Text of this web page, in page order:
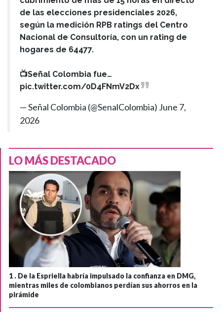
de las elecciones presidenciales 2026,
según la medición RPB ratings del Centro
Nacional de Consultoría, con un rating de
hogares de 64477.
📺Señal Colombia fue…
pic.twitter.com/0D4FNmV2Dx
— Señal Colombia (@SenalColombia) June 7,
2026
LO MÁS DESTACADO
1 . De la Espriella habría impulsado la confianza en DMG,
mientras miles de colombianos perdían sus ahorros en la
pirámide